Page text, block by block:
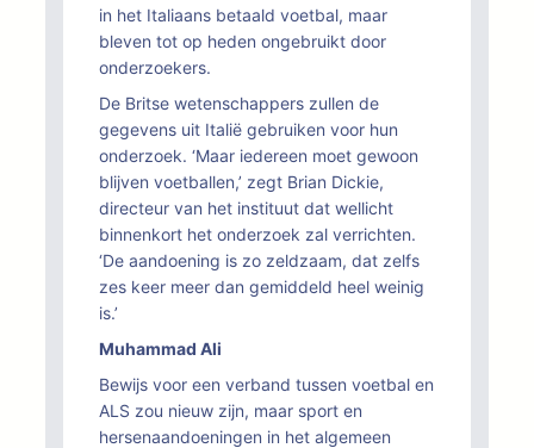
in het Italiaans betaald voetbal, maar
bleven tot op heden ongebruikt door
onderzoekers.
De Britse wetenschappers zullen de
gegevens uit Italië gebruiken voor hun
onderzoek. ‘Maar iedereen moet gewoon
blijven voetballen,’ zegt Brian Dickie,
directeur van het instituut dat wellicht
binnenkort het onderzoek zal verrichten.
‘De aandoening is zo zeldzaam, dat zelfs
zes keer meer dan gemiddeld heel weinig
is.’
Muhammad Ali
Bewijs voor een verband tussen voetbal en
ALS zou nieuw zijn, maar sport en
hersenaandoeningen in het algemeen